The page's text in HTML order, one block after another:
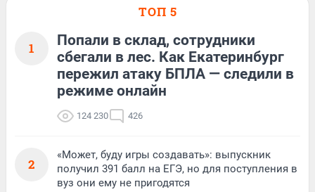
ТОП 5
1
Попали в склад, сотрудники
сбегали в лес. Как Екатеринбург
пережил атаку БПЛА — следили в
режиме онлайн
124 230 426
2
«Может, буду игры создавать»: выпускник
получил 391 балл на ЕГЭ, но для поступления в
вуз они ему не пригодятся